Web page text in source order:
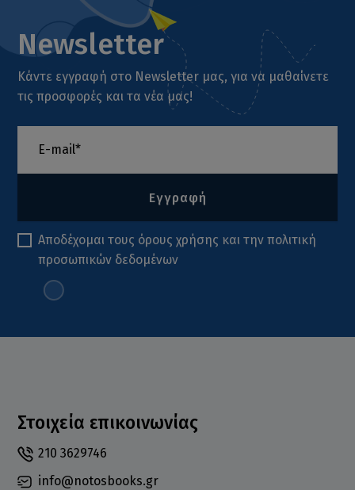
Newsletter
Κάντε εγγραφή στο Newsletter μας, για να μαθαίνετε
τις προσφορές και τα νέα μας!
Εγγραφή
Αποδέχομαι τους όρους χρήσης και τηνπολιτική
προσωπικών δεδομένων
Στοιχεία επικοινωνίας
210 3629746
info@notosbooks.gr